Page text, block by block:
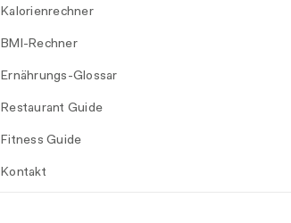
Kalorienrechner
BMI-Rechner
Ernährungs-Glossar
Restaurant Guide
Fitness Guide
Kontakt